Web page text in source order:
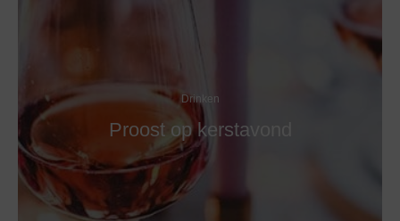
Drinken
Proost op kerstavond